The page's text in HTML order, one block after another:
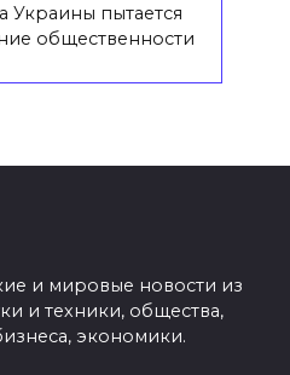
Украины пытается
общественности
и мировые новости из
и техники, общества,
экономики.